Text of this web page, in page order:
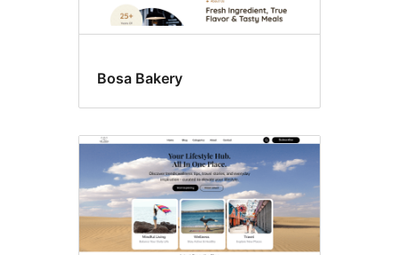
Bosa Bakery